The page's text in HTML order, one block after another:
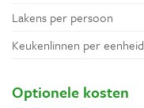
Lakens per persoon
Keukenlinnen per eenheid
Optionele kosten